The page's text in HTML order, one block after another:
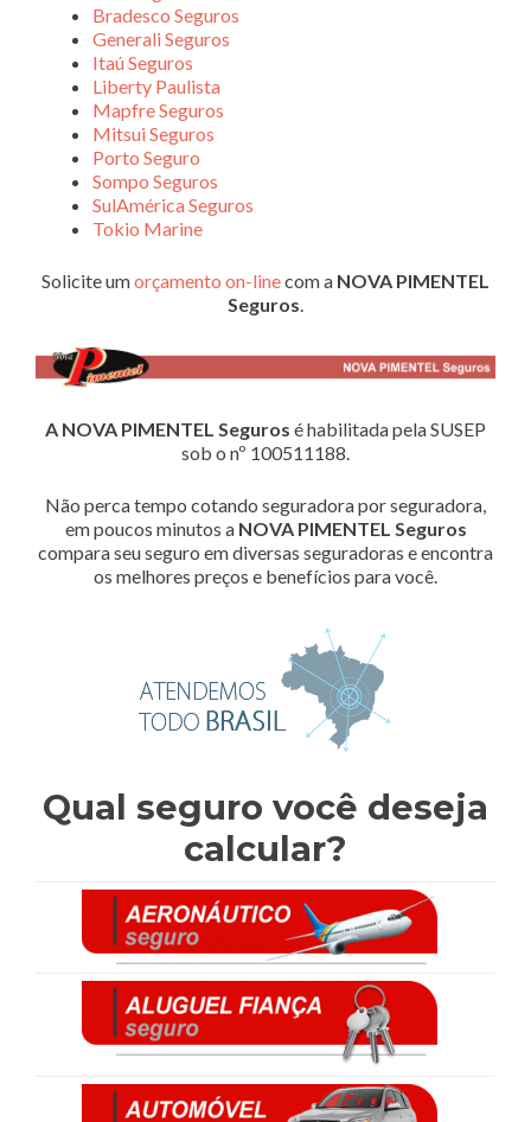
Bradesco Seguros
Generali Seguros
Itaú Seguros
Liberty Paulista
Mapfre Seguros
Mitsui Seguros
Porto Seguro
Sompo Seguros
SulAmérica Seguros
Tokio Marine
Solicite umorçamento on-linecom a NOVA PIMENTEL
Seguros.
A NOVA PIMENTEL Seguros é habilitada pela SUSEP
sob o nº 100511188.
Não perca tempo cotando seguradora por seguradora,
em poucos minutos a NOVA PIMENTEL Seguros
compara seu seguro em diversas seguradoras e encontra
os melhores preços e benefícios para você.
Qual seguro você deseja
calcular?